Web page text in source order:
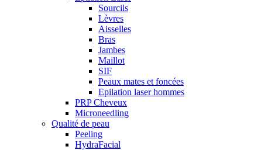
Sourcils
Lèvres
Aisselles
Bras
Jambes
Maillot
SIF
Peaux mates et foncées
Epilation laser hommes
PRP Cheveux
Microneedling
Qualité de peau
Peeling
HydraFacial